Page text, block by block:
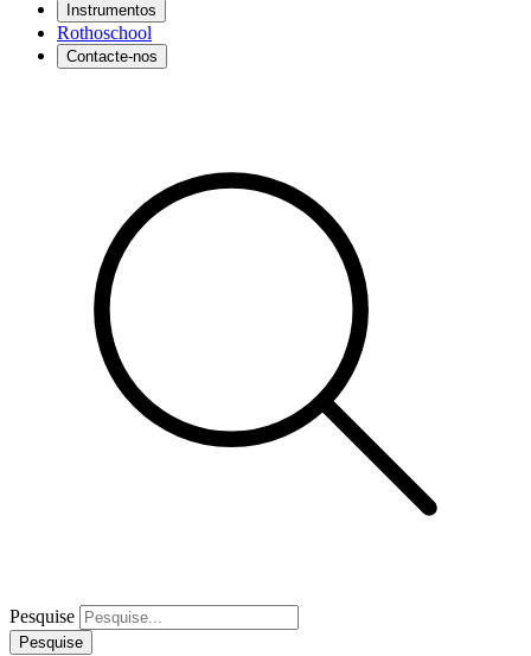
Instrumentos
Rothoschool
Contacte-nos
Pesquise
Pesquise